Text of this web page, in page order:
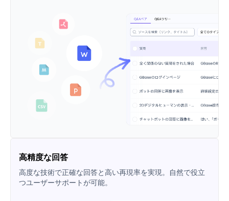
高精度な回答
高度な技術で正確な回答と高い再現率を実現。自然で役立
つユーザーサポートが可能。